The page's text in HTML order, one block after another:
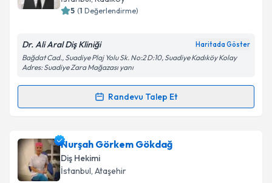
'ni okudum ve kişisel verilerimin belirtilen
kapsamda işlenmesini kabul ediyorum.
Takvim Talebini Gönder
5 (1 Değerlendirme)
Dr. Ali Aral Diş Kliniği Haritada Göster
Bağdat Cad., Suadiye Plaj Yolu Sk. No:2 D:10, Suadiye Kadıköy Kolay
Adres: Suadiye Zara Mağazası yanı
Randevu Talep Et
Randevu Takvimi Talebi
Uzm. Dr. Dt. Ali Araliçin randevu takvimi talebi
oluşturun. Size bu uzmandan randevu almanız için bir
takvim hazırlandığında e-posta ile bilgilendireceğiz.
Nurşah Görkem Gökdağ
Diş Hekimi
İstanbul, Ataşehir